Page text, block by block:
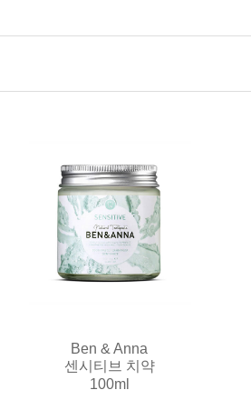
Ben & Anna
센시티브 치약
100ml